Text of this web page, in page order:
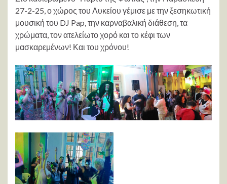
27-2-25, ο χώρος του Λυκείου γέμισε με την ξεσηκωτική
μουσική του DJ Pap, την καρναβαλική διάθεση, τα
χρώματα, τον ατελείωτο χορό και το κέφι των
μασκαρεμένων! Και του χρόνου!